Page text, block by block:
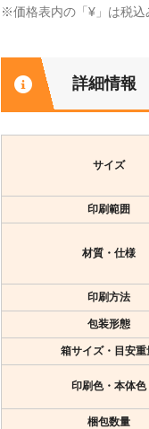
※価格表内の「¥」は税込
詳細情報
サイズ
印刷範囲
材質・仕様
印刷方法
包装形態
箱サイズ・目安重
印刷色・本体色
梱包数量